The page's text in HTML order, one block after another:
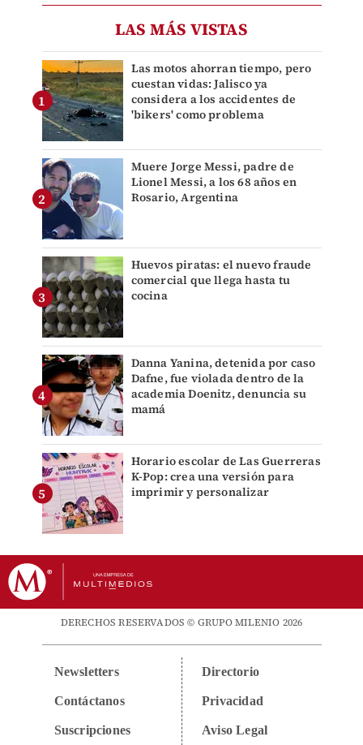
LAS MÁS VISTAS
Las motos ahorran tiempo, pero
cuestan vidas: Jalisco ya
considera a los accidentes de
'bikers' como problema
Muere Jorge Messi, padre de
Lionel Messi, a los 68 años en
Rosario, Argentina
Huevos piratas: el nuevo fraude
comercial que llega hasta tu
cocina
Danna Yanina, detenida por caso
Dafne, fue violada dentro de la
academia Doenitz, denuncia su
mamá
Horario escolar de Las Guerreras
K-Pop: crea una versión para
imprimir y personalizar
DERECHOS RESERVADOS © GRUPO MILENIO 2026
Newsletters
Contáctanos
Suscripciones
Directorio
Privacidad
Aviso Legal